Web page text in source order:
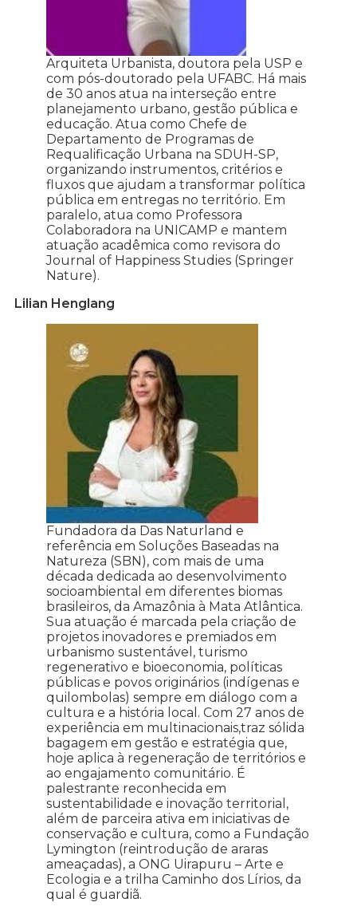
Arquiteta Urbanista, doutora pela USP e
com pós-doutorado pela UFABC. Há mais
de 30 anos atua na interseção entre
planejamento urbano, gestão pública e
educação. Atua como Chefe de
Departamento de Programas de
Requalificação Urbana na SDUH-SP,
organizando instrumentos, critérios e
fluxos que ajudam a transformar política
pública em entregas no território. Em
paralelo, atua como Professora
Colaboradora na UNICAMP e mantem
atuação acadêmica como revisora do
Journal of Happiness Studies (Springer
Nature).
Lilian Henglang
Fundadora da Das Naturland e
referência em Soluções Baseadas na
Natureza (SBN), com mais de uma
década dedicada ao desenvolvimento
socioambiental em diferentes biomas
brasileiros, da Amazônia à Mata Atlântica.
Sua atuação é marcada pela criação de
projetos inovadores e premiados em
urbanismo sustentável, turismo
regenerativo e bioeconomia, políticas
públicas e povos originários (indígenas e
quilombolas) sempre em diálogo com a
cultura e a história local. Com 27 anos de
experiência em multinacionais,traz sólida
bagagem em gestão e estratégia que,
hoje aplica à regeneração de territórios e
ao engajamento comunitário. É
palestrante reconhecida em
sustentabilidade e inovação territorial,
além de parceira ativa em iniciativas de
conservação e cultura, como a Fundação
Lymington (reintrodução de araras
ameaçadas), a ONG Uirapuru – Arte e
Ecologia e a trilha Caminho dos Lírios, da
qual é guardiã.